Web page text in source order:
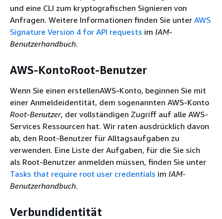
und eine CLI zum kryptografischen Signieren von
Anfragen. Weitere Informationen finden Sie unter AWS
Signature Version 4 for API requests im IAM-
Benutzerhandbuch.
AWS-KontoRoot-Benutzer
Wenn Sie einen erstellenAWS-Konto, beginnen Sie mit
einer Anmeldeidentität, dem sogenannten AWS-Konto
Root-Benutzer, der vollständigen Zugriff auf alle AWS-
Services Ressourcen hat. Wir raten ausdrücklich davon
ab, den Root-Benutzer für Alltagsaufgaben zu
verwenden. Eine Liste der Aufgaben, für die Sie sich
als Root-Benutzer anmelden müssen, finden Sie unter
Tasks that require root user credentials im IAM-
Benutzerhandbuch.
Verbundidentität